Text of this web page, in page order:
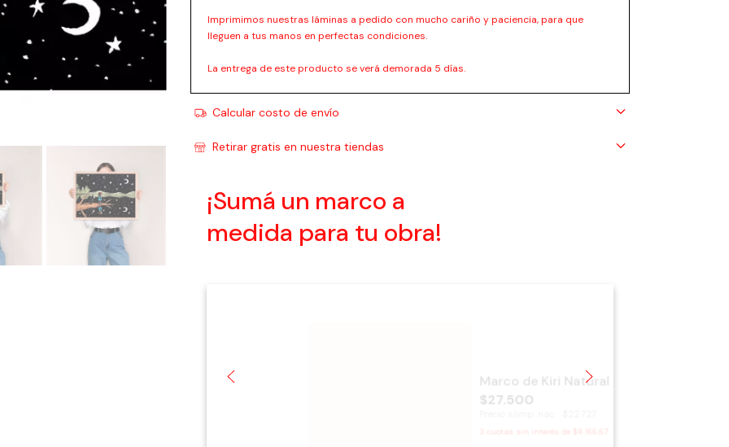
Imprimimos nuestras láminas a pedido con mucho cariño y paciencia, para que
lleguen a tus manos en perfectas condiciones.
La entrega de este producto se verá demorada 5 días.
Calcular costo de envío
Retirar gratis en nuestra tiendas
¡Sumá un marco a
medida para tu obra!
Precio s/imp. nac. : $22.727